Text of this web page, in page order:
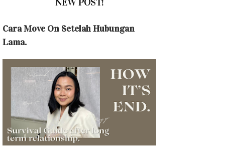
Cara Move On Setelah Hubungan
Lama.